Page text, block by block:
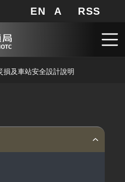
網站地圖
EN A 局長信箱
RSS
及車站安全設計說明